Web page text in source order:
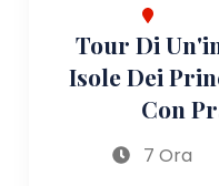
Tour Di
Isole Dei
Con
7 Ora